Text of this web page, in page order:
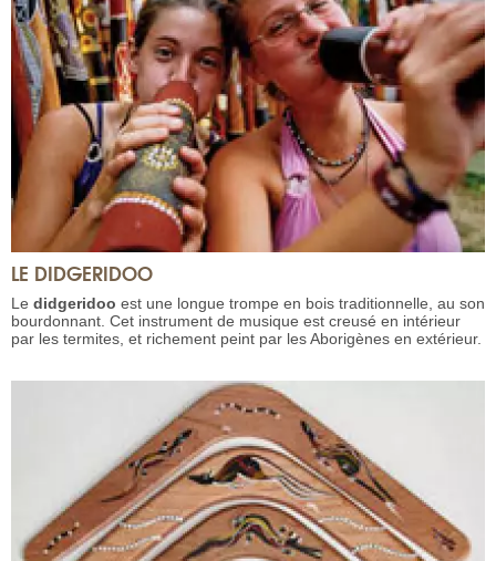
LE DIDGERIDOO
Le didgeridoo est une longue trompe en bois traditionnelle, au son
bourdonnant. Cet instrument de musique est creusé en intérieur
par les termites, et richement peint par les Aborigènes en extérieur.